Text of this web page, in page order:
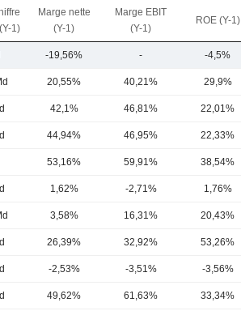
1)
Marge nette
(Y-1)
Marge EBIT
(Y-1)
ROE (Y-1)
-19,56% - -4,5%
20,55% 40,21% 29,9%
42,1% 46,81% 22,01%
44,94% 46,95% 22,33%
53,16% 59,91% 38,54%
1,62% -2,71% 1,76%
3,58% 16,31% 20,43%
26,39% 32,92% 53,26%
-2,53% -3,51% -3,56%
49,62% 61,63% 33,34%